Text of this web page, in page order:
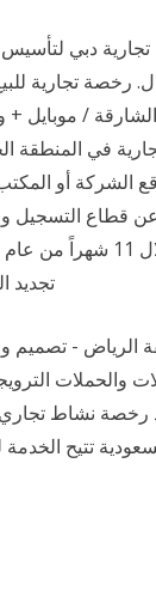
دبي لتأسيس
رخصة تجارية
2. تكلفة موقع
قطاع التسجيل
تجديد الرخص
- تصميم و
والحملات
نشاط تجاري